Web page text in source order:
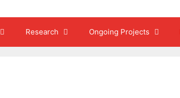
Research Ongoing Projects